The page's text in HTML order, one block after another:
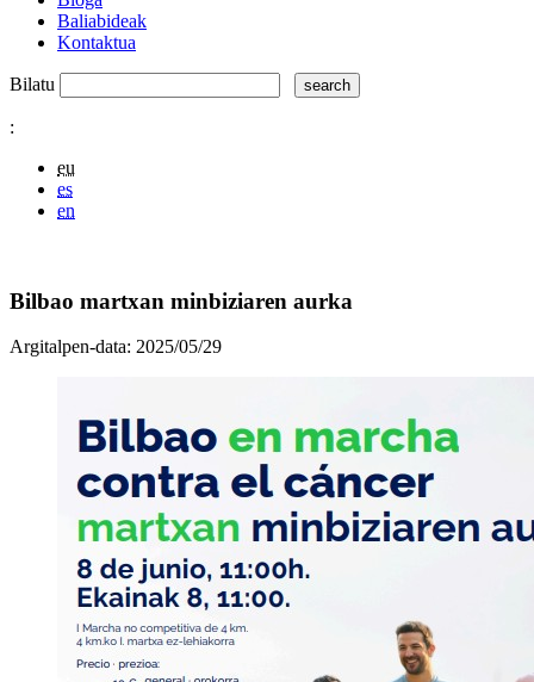
Baliabideak
Kontaktua
Bilatu
:
eu
es
en
Bilbao martxan minbiziaren aurka
Argitalpen-data: 2025/05/29